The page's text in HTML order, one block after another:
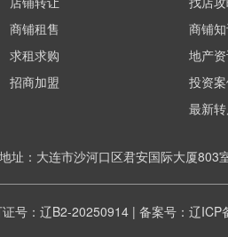
商铺租售
求租求购
招商加盟
商铺
地产
投资
最新
：大连市沙河口区君安国际大厦803
号：辽B2-20250914 | 备案号： 辽ICP